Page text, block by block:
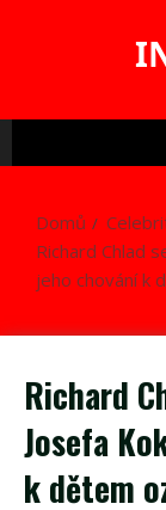
Domů
Richard Chlad
jeho chování k
Richard
Josefa
k dětem